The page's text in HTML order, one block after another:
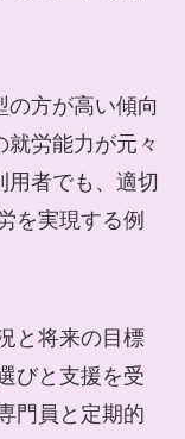
の方が高い傾向
労能力が元々
用者でも、適切
を実現する例
と将来の目標
びと支援を受
門員と定期的